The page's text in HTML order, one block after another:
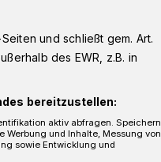
der
des
und schließt gem. Art.
des EWR, z.B. in
bereitzustellen:
aktiv abfragen. Speichern
und Inhalte, Messung von
sowie Entwicklung und